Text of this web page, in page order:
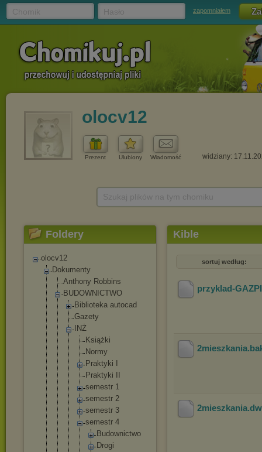
zapomniałem
olocv12
Prezent Ulubiony Wiadomość widziany:
Foldery
olocv12
Dokumenty
Anthony Robbins
BUDOWNICTWO
Biblioteka autocad
Gazety
INŻ
Książki
Normy
Praktyki I
Praktyki II
semestr 1
semestr 2
semestr 3
semestr 4
Budownictwo
Drogi
Kible
sortuj według:
przyklad-
2mieszkania
2mieszkania